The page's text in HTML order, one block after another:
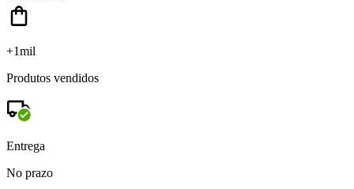
+1mil
Produtos vendidos
Entrega
No prazo